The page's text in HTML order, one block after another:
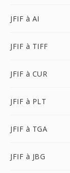
JFIF à AI
JFIF à TIFF
JFIF à CUR
JFIF à PLT
JFIF à TGA
JFIF à JBG